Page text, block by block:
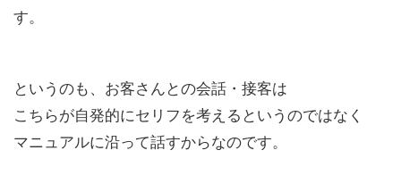
す。
というのも、お客さんとの会話・接客は
こちらが自発的にセリフを考えるというのではなく
マニュアルに沿って話すからなのです。